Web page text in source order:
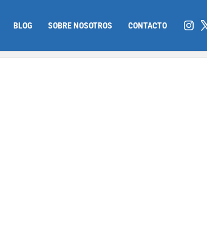
BLOG SOBRE NOSOTROS CONTACTO